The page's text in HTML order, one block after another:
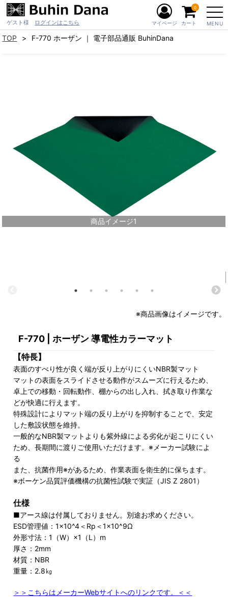
ゲスト様 ログインはこちら MENU
マイページ カート
0
TOP F-770 ホーザン ｜ 電子部品通販 BuhinDana
商品イメージ1
※商品画像はイメージです。
F-770 | ホーザン 導電性カラーマット
【特長】
表面のすべり性が良く端が反り上がりにくいNBR製マット
マットの表面をスライドさせる動作がスムーズに行えるため、
卓上での移動・回転動作、棚からの出し入れ、拭き取り作業な
どが快適に行えます。
特殊設計によりマット端の反り上がりを抑制することで、安定
した敷設状態を維持。
一般的なNBR製マットよりも紫外線による劣化が起こりにくい
ため、長期間に渡りご使用いただけます。※メーカー試験によ
る
また、抗菌作用※があるため、作業表面を衛生的に保ちます。
※ボーケン品質評価機構の抗菌性試験で実証（JIS Z 2801）
仕様
■アース線は付属しておりません。別途お求めください。
ESD管理値：1×10^4＜Rp＜1×10^9Ω
外形寸法：1（W）×1（L）m
厚さ：2mm
材質：NBR
重量：2.8㎏
＞＞こちらはメーカーWebサイトへのリンクです。＜＜